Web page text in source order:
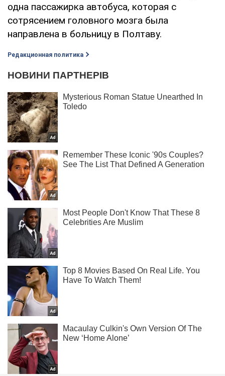
одна пассажирка автобуса, которая с
сотрясением головного мозга была
направлена в больницу в Полтаву.
Редакционная политика